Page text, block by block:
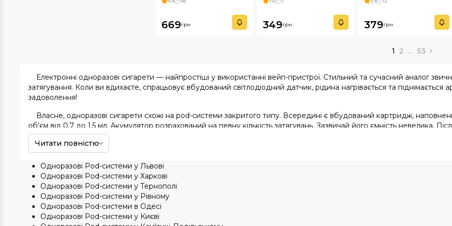
669грн 349грн 379грн
1 2 … 53
Електронні одноразові сигарети — найпростіші у використанні вейп-пристрої. Стильний та сучасний аналог
затягування. Коли ви вдихаєте, спрацьовує вбудований світлодіодний датчик, рідина нагрівається та
задоволення!
Власне, одноразові сигарети схожі на pod-системи закритого типу. Всередині є вбудований картридж,
об'єм від 0,7 до 1,5 мл. Акумулятор розрахований на певну кількість затягувань. Зазвичай його ємність невелика.
значить упіймати гарик ви не встигнете.
Гаджети симпатичні та компактні. За розміром близькі до звичайної запальнички, тому легко поміщаються в
машини. А головне, у них немає тютюну, шкода для здоров'я менш відчутна. Виходить, ваша звичка не така вже й
Як правильно користуватися одноразовими електронними сигаретами
Принцип надзвичайно простий: виймаєте з пачки, зриваєте наклейки та захисні заглушки, із задоволенням парите.
елемент,рідинавипаровується. Конструкція не передбачає повторної заправки чи зарядки прилади.
просто.
Читати повністю
Одноразові Pod-системи у Львові
Одноразові Pod-системи у Харкові
Одноразові Pod-системи у Тернополі
Одноразові Pod-системи у Рівному
Одноразові Pod-системи в Одесі
Одноразові Pod-системи у Києві